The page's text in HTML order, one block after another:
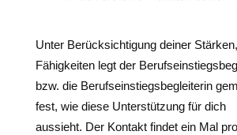
Unter Berücksichtigung deiner
Fähigkeiten legt der
bzw. die Berufseinstiegsbegleiterin
fest, wie diese Unterstützung für dich
aussieht. Der Kontakt findet ein Mal